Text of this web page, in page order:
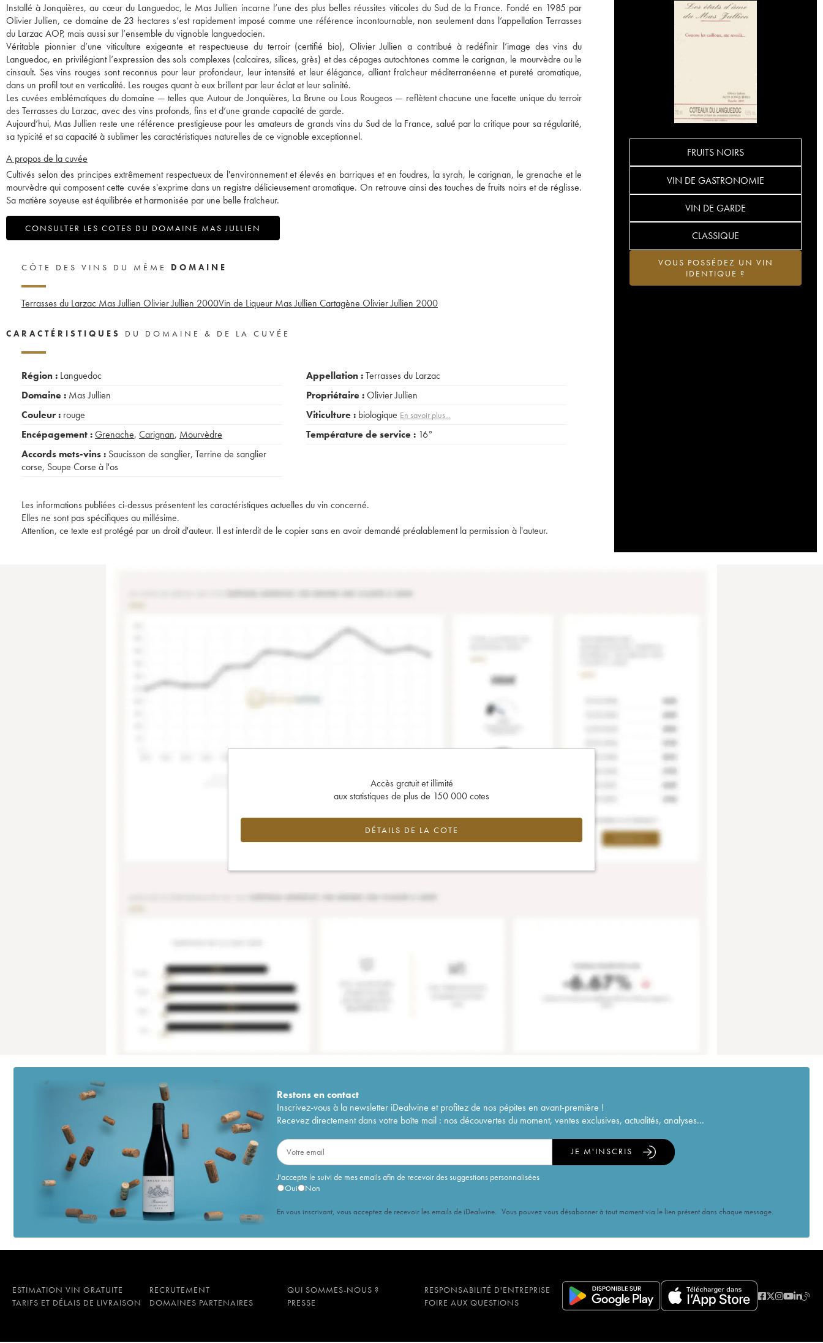
Installé à Jonquières, au cœur du Languedoc, le Mas Jullien incarne l’une des plus belles réussites viticoles du Sud de la France. Fondé en 1985 par
Olivier Jullien, ce domaine de 23 hectares s’est rapidement imposé comme une référence incontournable, non seulement dans l’appellation Terrasses
du Larzac AOP, mais aussi sur l’ensemble du vignoble languedocien.
Véritable pionnier d’une viticulture exigeante et respectueuse du terroir (certifié bio), Olivier Jullien a contribué à redéfinir l’image des vins du
Languedoc, en privilégiant l’expression des sols complexes (calcaires, silices, grès) et des cépages autochtones comme le carignan, le mourvèdre ou le
cinsault. Ses vins rouges sont reconnus pour leur profondeur, leur intensité et leur élégance, alliant fraîcheur méditerranéenne et pureté aromatique,
dans un profil tout en verticalité. Les rouges quant à eux brillent par leur éclat et leur salinité.
Les cuvées emblématiques du domaine — telles que Autour de Jonquières, La Brune ou Lous Rougeos — reflètent chacune une facette unique du terroir
des Terrasses du Larzac, avec des vins profonds, fins et d’une grande capacité de garde.
Aujourd’hui, Mas Jullien reste une référence prestigieuse pour les amateurs de grands vins du Sud de la France, salué par la critique pour sa régularité,
sa typicité et sa capacité à sublimer les caractéristiques naturelles de ce vignoble exceptionnel.
A propos de la cuvée
Cultivés selon des principes extrêmement respectueux de l'environnement et élevés en barriques et en foudres, la syrah, le carignan, le grenache et le
mourvèdre qui composent cette cuvée s'exprime dans un registre délicieusement aromatique. On retrouve ainsi des touches de fruits noirs et de réglisse.
Sa matière soyeuse est équilibrée et harmonisée par une belle fraîcheur.
CONSULTER LES COTES DU DOMAINE MAS JULLIEN
FRUITS NOIRS
VIN DE GASTRONOMIE
VIN DE GARDE
CLASSIQUE
VOUS POSSÉDEZ UN VIN
IDENTIQUE ?
CÔTE DES VINS DU MÊME DOMAINE
Terrasses du Larzac Mas Jullien Olivier Jullien 2000Vin de Liqueur Mas Jullien Cartagène Olivier Jullien 2000
CARACTÉRISTIQUES DU DOMAINE & DE LA CUVÉE
Région : Languedoc
Domaine : Mas Jullien
Couleur : rouge
Encépagement :Grenache, Carignan, Mourvèdre
Accords mets-vins : Saucisson de sanglier, Terrine de sanglier
corse, Soupe Corse à l'os
Appellation :Terrasses du Larzac
Propriétaire :Olivier Jullien
Viticulture : biologique En savoir plus...
Température de service : 16°
Les informations publiées ci-dessus présentent les caractéristiques actuelles du vin concerné.
Elles ne sont pas spécifiques au millésime.
Attention, ce texte est protégé par un droit d'auteur. Il est interdit de le copier sans en avoir demandé préalablement la permission à l'auteur.
Accès gratuit et illimité
aux statistiques de plus de 150 000 cotes
DÉTAILS DE LA COTE
Restons encontact
Inscrivez-vous à la newsletter iDealwine et profitez de nos pépites en avant-première !
Recevez directement dans votre boîte mail : nos découvertes du moment, ventes exclusives, actualités, analyses...
J'accepte le suivi de mes emails afin de recevoir des suggestions personnalisées
Oui
Non
JE M'INSCRIS
En vous inscrivant, vous acceptez de recevoir les emails de iDealwine. Vous pouvez vous désabonner à tout moment via le lien présent dans chaque message.
ESTIMATION VIN GRATUITE RECRUTEMENT QUI SOMMES-NOUS ?
RESPONSABILITÉ D'ENTREPRISE
TARIFS ET DÉLAIS DE LIVRAISON
DOMAINES PARTENAIRES PRESSE FOIRE AUX QUESTIONS